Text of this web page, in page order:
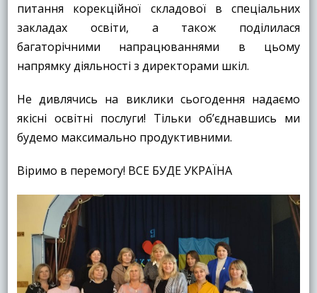
питання корекційної складової в спеціальних
закладах освіти, а також поділилася
багаторічними напрацюваннями в цьому
напрямку діяльності з директорами шкіл.
Не дивлячись на виклики сьогодення надаємо
якісні освітні послуги! Тільки об’єднавшись ми
будемо максимально продуктивними.
Віримо в перемогу! ВСЕ БУДЕ УКРАЇНА